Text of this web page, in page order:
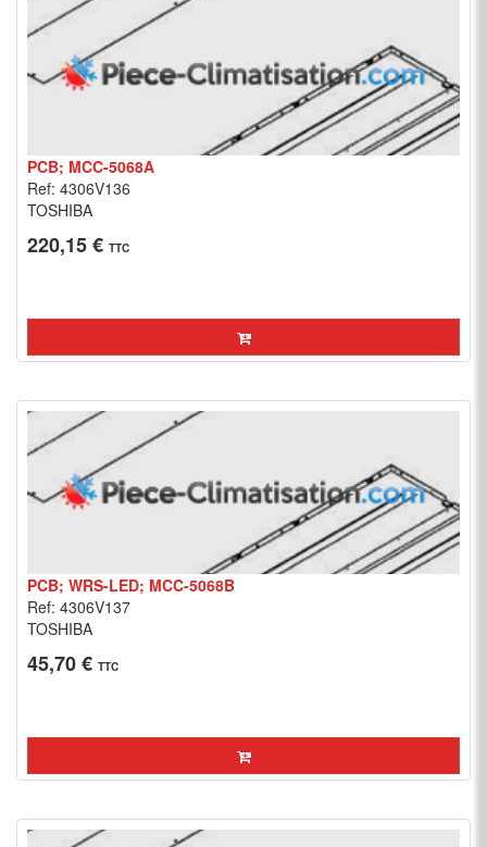
PCB; MCC-5068A
Ref: 4306V136
TOSHIBA
220,15 € TTC
PCB; WRS-LED; MCC-5068B
Ref: 4306V137
TOSHIBA
45,70 € TTC